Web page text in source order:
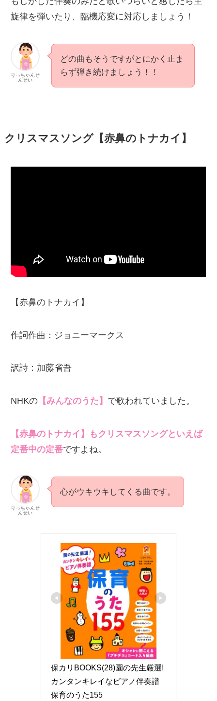
旋律を弾いたり、臨機応変に対応しましょう！
りっちゃんせ
んせい
どの曲もそうですがとにかく止ま
らず弾き続けましょう！！
クリスマスソング【赤鼻のトナカイ】
【赤鼻のトナカイ】
作詞作曲：ジョニーマークス
訳詩：加藤省吾
NHKの 【みんなのうた】 で歌われていました。
【赤鼻のトナカイ】もクリスマスソングといえば
定番中の定番ですよね。
りっちゃんせ
んせい
心がウキウキしてくる曲です。
保カリBOOKS(28)園の先生厳選!
カンタンキレイなピアノ伴奏譜
保育のうた155